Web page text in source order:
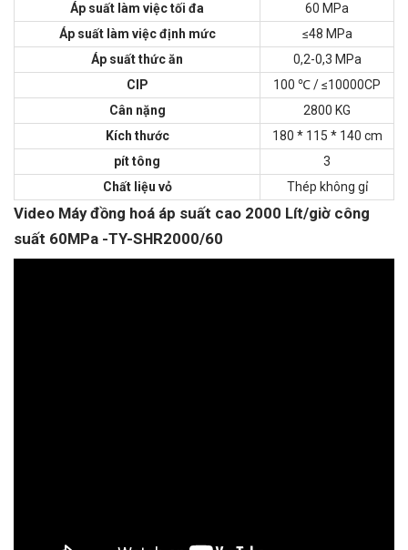
Áp suất làm việc tối đa
60 MPa
Áp suất làm việc định mức
≤48 MPa
Áp suất thức ăn
0,2-0,3 MPa
CIP
100 ℃ / ≤10000CP
Cân nặng
2800 KG
Kích thước
180 * 115 * 140 cm
pít tông
3
Chất liệu vỏ
Thép không gỉ
Video Máy đồng hoá áp suất cao 2000 Lít/giờ công
suất 60MPa -TY-SHR2000/60